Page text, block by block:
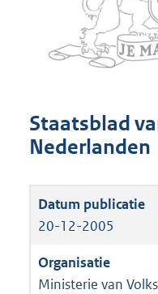
Staatsblad
Nederlanden
20-12-2005
Ministerie van